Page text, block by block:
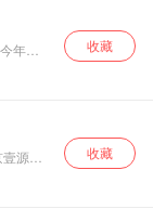
的印
流困
沟通
的。
，详
特
系等
年效
部分
原来
肯定
能不
帮你
考
收藏
源心
全面掌
收藏